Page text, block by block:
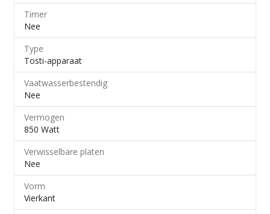
Timer
Nee
Type
Tosti-apparaat
Vaatwasserbestendig
Nee
Vermogen
850 Watt
Verwisselbare platen
Nee
Vorm
Vierkant